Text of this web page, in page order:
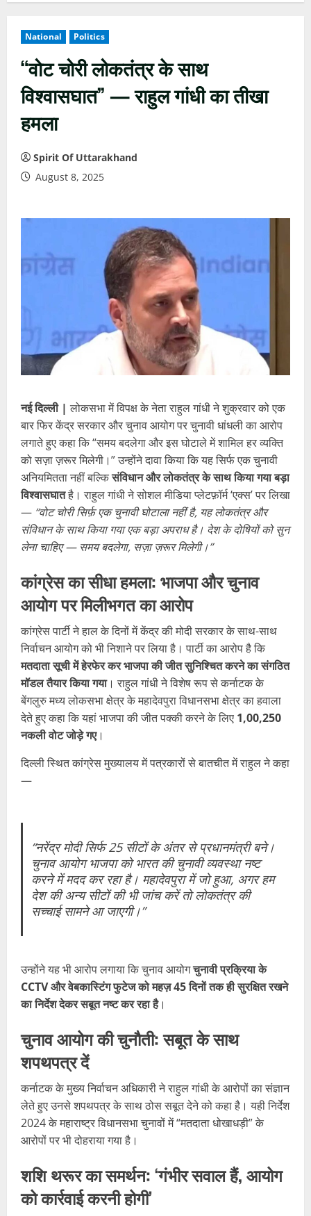
National Politics
“वोट चोरी लोकतंत्र के साथ
विश्वासघात” — राहुल गांधी का तीखा
हमला
Spirit Of Uttarakhand
August 8, 2025
नई दिल्ली |लोकसभा में विपक्ष के नेता राहुल गांधी ने शुक्रवार को एक
बार फिर केंद्र सरकार और चुनाव आयोग पर चुनावी धांधली का आरोप
लगाते हुए कहा कि “समय बदलेगा और इस घोटाले में शामिल हर व्यक्ति
को सज़ा ज़रूर मिलेगी।” उन्होंने दावा किया कि यह सिर्फ एक चुनावी
अनियमितता नहीं बल्किसंविधान और लोकतंत्र के साथ किया गया बड़ा
विश्वासघातहै। राहुल गांधी ने सोशल मीडिया प्लेटफ़ॉर्म ‘एक्स’ पर लिखा
— “वोट चोरी सिर्फ़ एक चुनावी घोटाला नहीं है, यह लोकतंत्र और
संविधान के साथ किया गया एक बड़ा अपराध है। देश के दोषियों को सुन
लेना चाहिए — समय बदलेगा, सज़ा ज़रूर मिलेगी।”
कांग्रेस का सीधा हमला: भाजपा और चुनाव
आयोग पर मिलीभगत का आरोप
कांग्रेस पार्टी ने हाल के दिनों में केंद्र की मोदी सरकार के साथ-साथ
निर्वाचन आयोग को भी निशाने पर लिया है। पार्टी का आरोप है कि
मतदाता सूची में हेरफेर कर भाजपा की जीत सुनिश्चित करने का संगठित
मॉडल तैयार किया गया। राहुल गांधी ने विशेष रूप से कर्नाटक के
बेंगलुरु मध्य लोकसभा क्षेत्र के महादेवपुरा विधानसभा क्षेत्र का हवाला
देते हुए कहा कि यहां भाजपा की जीत पक्की करने के लिए 1,00,250
नकली वोट जोड़े गए।
दिल्ली स्थित कांग्रेस मुख्यालय में पत्रकारों से बातचीत में राहुल ने कहा
—
“नरेंद्र मोदी सिर्फ 25 सीटों के अंतर से प्रधानमंत्री बने।
चुनाव आयोग भाजपा को भारत की चुनावी व्यवस्था नष्ट
करने में मदद कर रहा है। महादेवपुरा में जो हुआ, अगर हम
देश की अन्य सीटों की भी जांच करें तो लोकतंत्र की
सच्चाई सामने आ जाएगी।”
उन्होंने यह भी आरोप लगाया कि चुनाव आयोगचुनावी प्रक्रिया के
CCTV और वेबकास्टिंग फुटेज को महज़ 45 दिनों तक ही सुरक्षित रखने
का निर्देश देकर सबूत नष्ट कर रहा है।
चुनाव आयोग की चुनौती: सबूत के साथ
शपथपत्र दें
कर्नाटक के मुख्य निर्वाचन अधिकारी ने राहुल गांधी के आरोपों का संज्ञान
लेते हुए उनसे शपथपत्र के साथ ठोस सबूत देने को कहा है। यही निर्देश
2024 के महाराष्ट्र विधानसभा चुनावों में “मतदाता धोखाधड़ी” के
आरोपों पर भी दोहराया गया है।
शशि थरूर का समर्थन: ‘गंभीर सवाल हैं, आयोग
को कार्रवाई करनी होगी’